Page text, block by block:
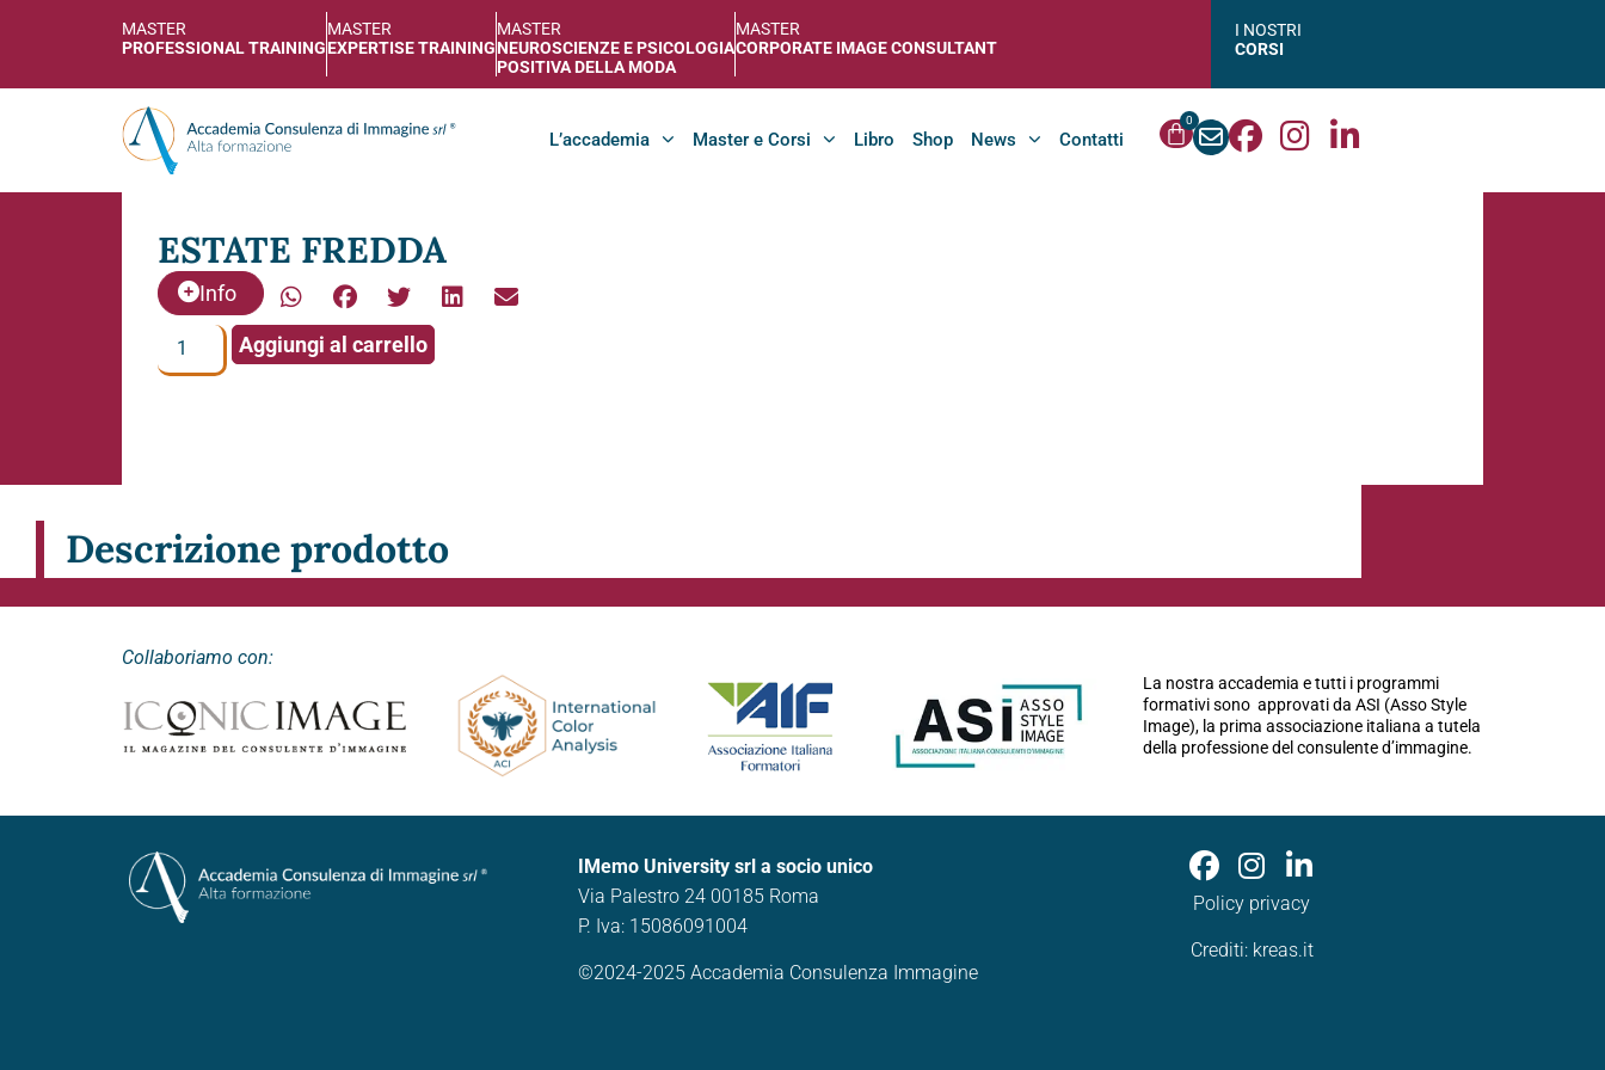
MASTER
PROFESSIONAL TRAINING
MASTER
EXPERTISE TRAINING
MASTER
NEUROSCIENZE E PSICOLOGIA
POSITIVA DELLA MODA
MASTER
CORPORATE IMAGE CONSULTANT
I NOSTRI
CORSI
L’accademia Master e Corsi Libro Shop News Contatti
0
ESTATE FREDDA
Info
Aggiungi al carrello
Descrizione prodotto
Collaboriamo con:
La nostra accademia e tutti i programmi
formativi sono approvati da ASI (Asso Style
Image), la prima associazione italiana a tutela
della professione del consulente d’immagine.
IMemo University srl a socio unico
Via Palestro 24 00185 Roma
P. Iva: 15086091004
©2024-2025 Accademia Consulenza Immagine
Policy privacy
Crediti: kreas.it